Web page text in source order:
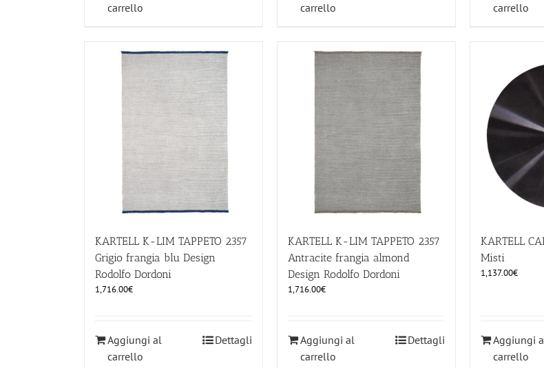
carrello
carrello
carrello
KARTELL K-LIM TAPPETO 2357
Grigio frangia blu Design
Rodolfo Dordoni
1,716.00€
Aggiungi al
carrello
Dettagli
KARTELL K-LIM TAPPETO 2357
Antracite frangia almond
Design Rodolfo Dordoni
1,716.00€
Aggiungi al
carrello
Dettagli
KARTELL
Misti
1,137.00€
Aggiungi
carrello